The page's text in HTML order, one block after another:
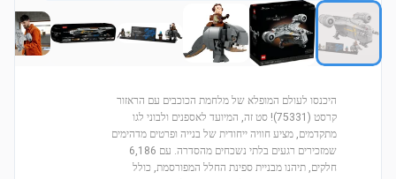
היכנסו לעולם המופלא של מלחמת הכוכבים עם הראזור
קרסט (75331)! סט זה, המיועד לאספנים ולבוני לגו
מתקדמים, מציע חוויה ייחודית של בנייה ופרטים מדהימים
שמזכירים רגעים בלתי נשכחים מהסדרה. עם 6,186
חלקים, תיהנו מבניית ספינת החלל המפורסמת, כולל